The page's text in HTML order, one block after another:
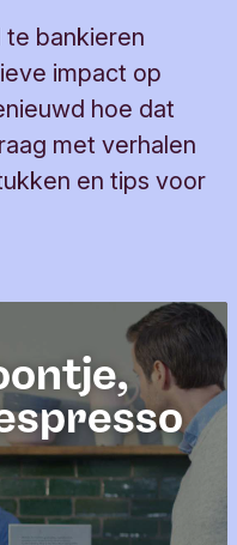
bankieren
impact op
hoe dat
met verhalen
en tips voor